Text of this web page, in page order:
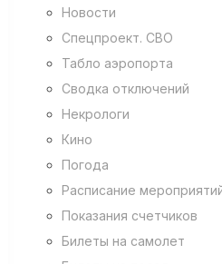
Новости
Спецпроект. СВО
Табло аэропорта
Сводка отключений
Некрологи
Кино
Погода
Расписание
Показания счетчиков
Билеты на самолет